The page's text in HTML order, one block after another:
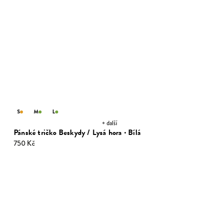
Pánské tričko Beskydy / Lysá hora · Bílá
750 Kč
S M L
+ další